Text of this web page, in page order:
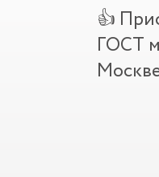
👍
ГОСТ